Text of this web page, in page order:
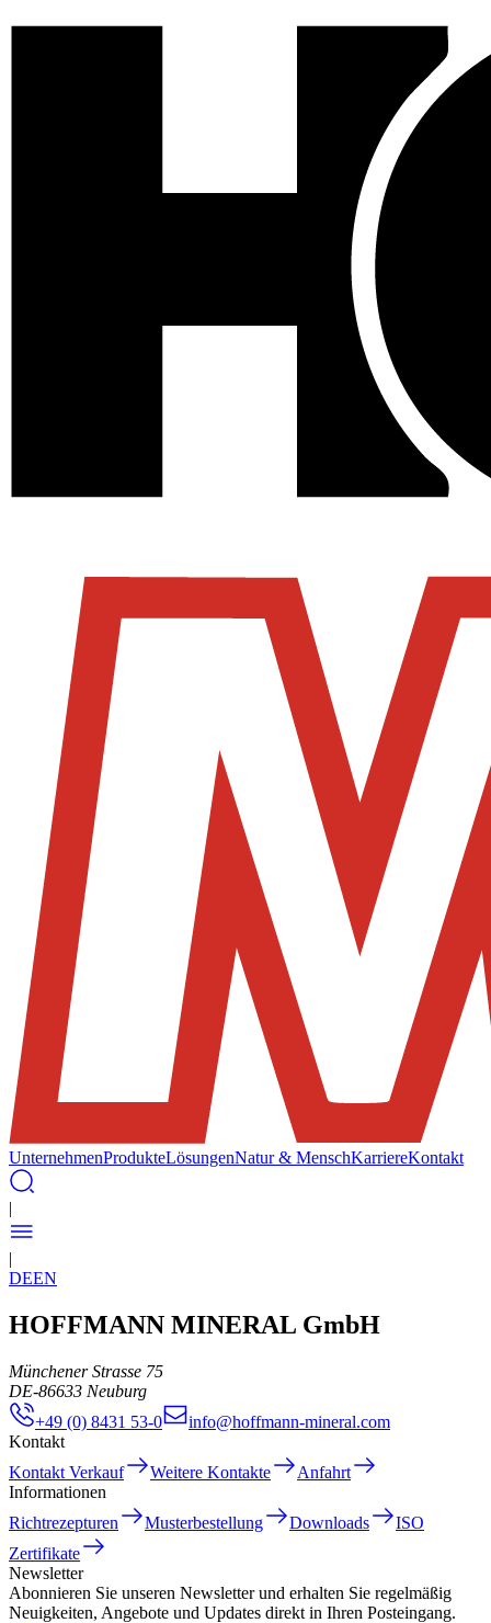
UnternehmenProdukteLösungenNatur & MenschKarriereKontakt
|
|
DEEN
HOFFMANN MINERAL GmbH
Münchener Strasse 75
DE-86633 Neuburg
+49 (0) 8431 53-0
info@hoffmann-mineral.com
Kontakt
Kontakt Verkauf
Weitere Kontakte
Anfahrt
Informationen
Richtrezepturen
Musterbestellung Downloads
ISO
Zertifikate
Newsletter
Abonnieren Sie unseren Newsletter und erhalten Sie regelmäßig
Neuigkeiten, Angebote und Updates direkt in Ihren Posteingang.